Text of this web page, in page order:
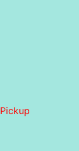
Pickup